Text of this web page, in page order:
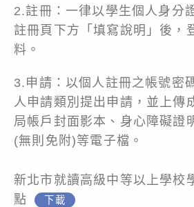
2.註冊：一律以學生個人身分
註冊頁下方「填寫說明」後，
料。
3.申請：以個人註冊之帳號密
人申請類別提出申請，並上傳
局帳戶封面影本、身心障礙證
(無則免附)等電子檔。
新北市就讀高級中等以上學校
點
下載